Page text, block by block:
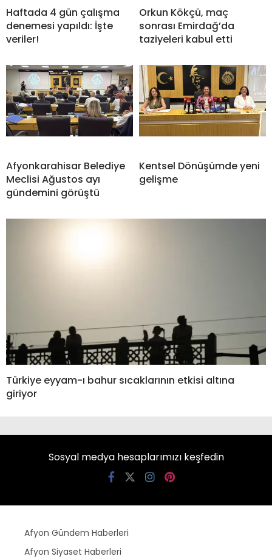
Haftada 4 gün çalışma
denemesi yapıldı: İşte
veriler!
Orkun Kökçü, maç
sonrası Emirdağ’da
taziyeleri kabul etti
Afyonkarahisar Belediye
Meclisi Ağustos ayı
gündemini görüştü
Kentsel Dönüşümde yeni
gelişme
Türkiye eyyam-ı bahur sıcaklarının etkisi altına
giriyor
Sosyal medya hesaplarımızı keşfedin
Afyon Gündem Haberleri
Afyon Siyaset Haberleri